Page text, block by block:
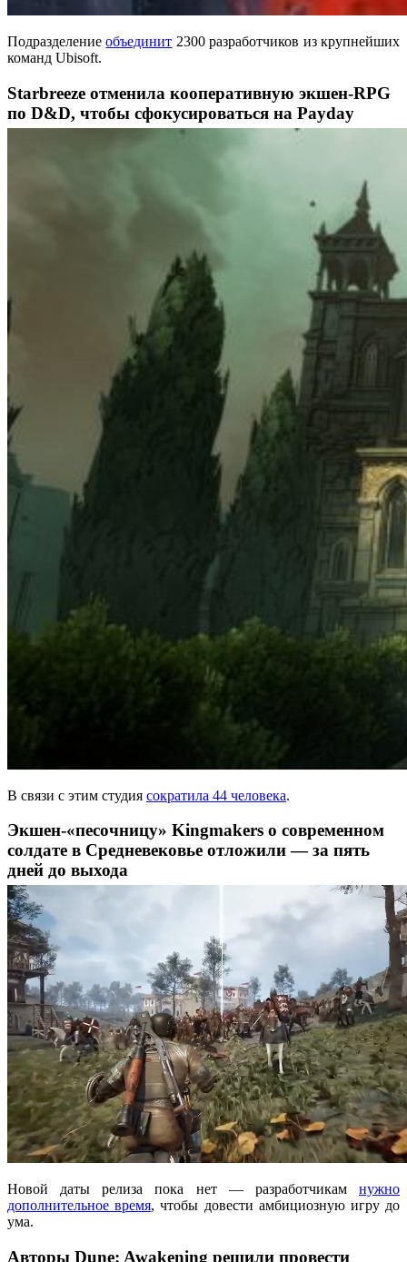
Подразделениеобъединит 2300 разработчиков из крупнейших
команд Ubisoft.
Starbreeze отменила кооперативную экшен-RPG
по D&D, чтобы сфокусироваться на Payday
В связи с этим студия сократила 44 человека.
Экшен-«песочницу» Kingmakers о современном
солдате в Средневековье отложили — за пять
дней до выхода
Новой даты релиза пока нет — разработчикам нужно
дополнительное время, чтобы довести амбициозную игру до
ума.
Авторы Dune: Awakening решили провести